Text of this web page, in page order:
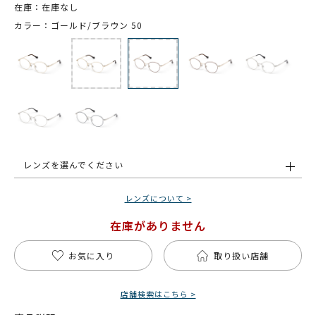
在庫：在庫なし
カラー：ゴールド/ブラウン 50
レンズを選んでください
レンズについて >
在庫がありません
お気に入り 取り扱い店舗
店舗検索はこちら >